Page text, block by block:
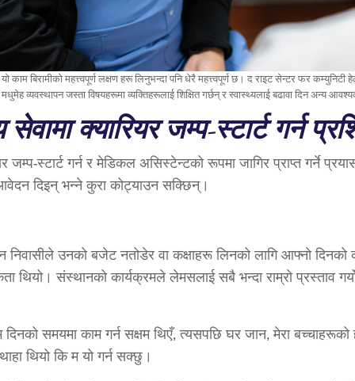
काम बिरामीको महत्त्वपूर्ण लक्षण हरू लिनुभन्दा पनि धेरै महत्त्वपूर्ण छ। द राइट सेन्टर फर
व्यवस्थापन जस्ता विषयहरूमा व्यक्तिहरूलाई शिक्षित गर्छन् र स्वास्थ्यलाई बढावा दिन अन्य
क्यारियर जम्प-स्टार्ट गर्न
स्टार्ट गर्न र मेडिकल असिस्टेन्टको रूपमा जागिर प्राप्त गर्ने
दिइन् भन्ने कुरा कोट्याउन सक्छिन्।
उनको बजेट नतोडेर वा कक्षाहरू लिनको लागि आफ्नो दिनको
थियो। संस्थानको कार्यक्रमले लेमसलाई सबै भन्दा राम्रो प्रस्ताव
समयमा काम गर्न सक्षम थिएँ, त्यसपछि घर जान, मेरा बच्चाहरूको
थियो कि म यो गर्न सक्छु।